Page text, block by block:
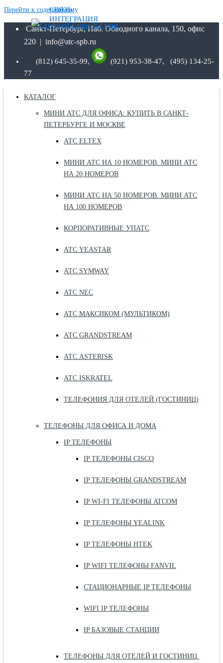
Перейти к содержимому
Санкт-Петербург, Наб. Обводного канала, 150, офис
220 | info@atc-spb.ru
(812) 645-35-99,
(921) 953-38-47, (495) 134-25-
77
СВЯЗЬ
ИНТЕГРАЦИЯ
КАТАЛОГ
МИНИ АТС ДЛЯ ОФИСА: КУПИТЬ В САНКТ-
ПЕТЕРБУРГЕ И МОСКВЕ
АТС ELTEX
МИНИ АТС НА 10 НОМЕРОВ. МИНИ АТС
НА 20 НОМЕРОВ
МИНИ АТС НА 50 НОМЕРОВ. МИНИ АТС
НА 100 НОМЕРОВ
КОРПОРАТИВНЫЕ УПАТС
АТС YEASTAR
АТС SYMWAY
АТС NEC
АТС МАКСИКОМ (МУЛЬТИКОМ)
АТС GRANDSTREAM
АТС ASTERISK
АТС ISKRATEL
ТЕЛЕФОНИЯ ДЛЯ ОТЕЛЕЙ (ГОСТИНИЦ)
ТЕЛЕФОНЫ ДЛЯ ОФИСА И ДОМА
IP ТЕЛЕФОНЫ
IP ТЕЛЕФОНЫ CISCO
IP ТЕЛЕФОНЫ GRANDSTREAM
IP WI-FI ТЕЛЕФОНЫ ATCOM
IP ТЕЛЕФОНЫ YEALINK
IP ТЕЛЕФОНЫ HTEK
IP WIFI ТЕЛЕФОНЫ FANVIL
СТАЦИОНАРНЫЕ IP ТЕЛЕФОНЫ
WIFI IP ТЕЛЕФОНЫ
IP БАЗОВЫЕ СТАНЦИИ
ТЕЛЕФОНЫ ДЛЯ ОТЕЛЕЙ И ГОСТИНИЦ.